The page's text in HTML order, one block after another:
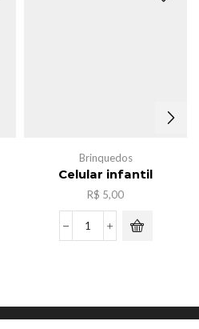
Brinquedos
Celular infantil
R$ 5,00
Celular